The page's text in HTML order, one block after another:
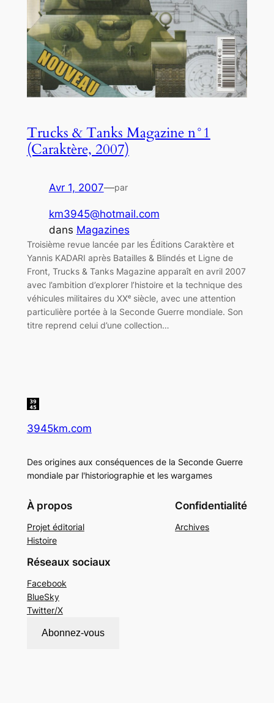
Trucks & Tanks Magazine n°1
(Caraktère, 2007)
Avr 1, 2007—par
km3945@hotmail.com
dans Magazines
Troisième revue lancée par les Éditions Caraktère et
Yannis KADARI après Batailles & Blindés et Ligne de
Front, Trucks & Tanks Magazine apparaît en avril 2007
avec l’ambition d’explorer l’histoire et la technique des
véhicules militaires du XXᵉ siècle, avec une attention
particulière portée à la Seconde Guerre mondiale. Son
titre reprend celui d’une collection…
3945km.com
Des origines aux conséquences de la Seconde Guerre
mondiale par l'historiographie et les wargames
À propos
Projet éditorial
Histoire
Confidentialité
Archives
Réseaux sociaux
Facebook
BlueSky
Twitter/X
Abonnez-vous